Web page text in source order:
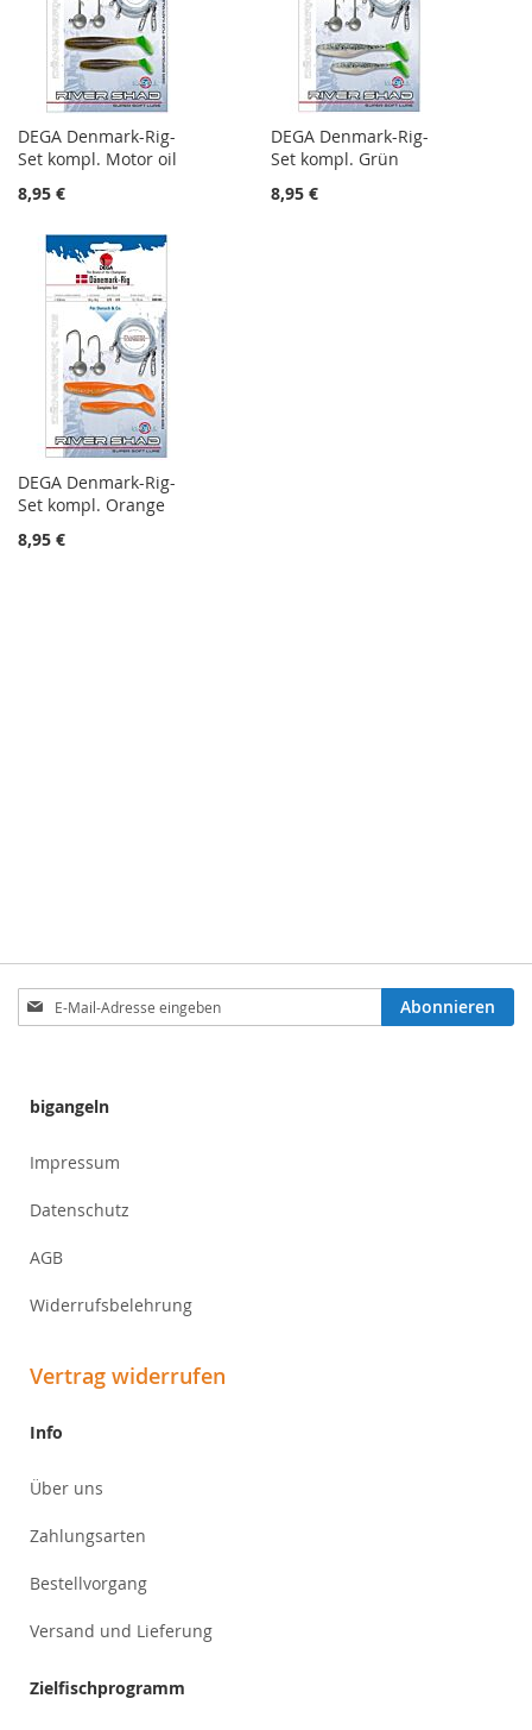
DEGA Denmark-Rig-
Set kompl. Motor oil
8,95 €
DEGA Denmark-Rig-
Set kompl. Grün
8,95 €
DEGA Denmark-Rig-
Set kompl. Orange
8,95 €
Anmeldung
zum
Abonnieren
bigangeln
Impressum
Datenschutz
AGB
Widerrufsbelehrung
Vertrag widerrufen
Info
Über uns
Zahlungsarten
Bestellvorgang
Versand und Lieferung
Zielfischprogramm